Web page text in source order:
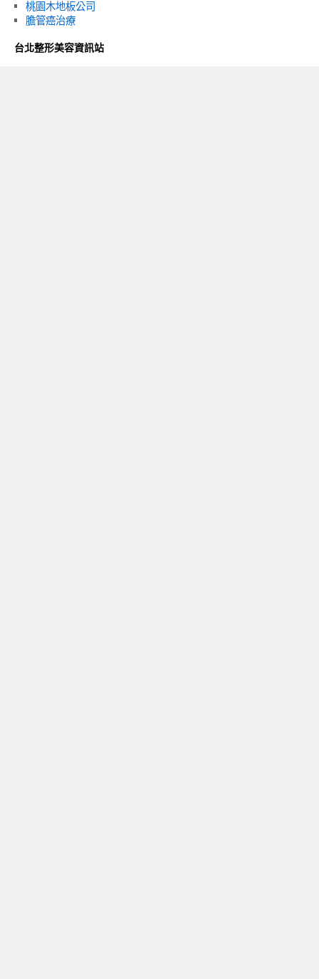
桃園木地板公司
膽管癌治療
台北整形美容資訊站